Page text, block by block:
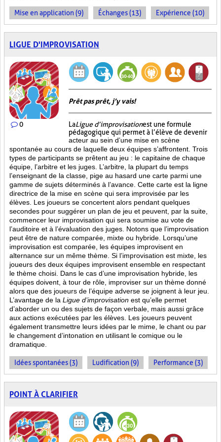
Mise en application (9) Échanges (13) Expérience (10)
LIGUE D'IMPROVISATION
0
Prêt pas prêt, j’y vais!
LaLigue d’improvisationest une formule
pédagogique qui permet à l’élève de devenir
acteur au sein d’une mise en scène
spontanée au cours de laquelle deux équipes s’affrontent. Trois
types de participants se prêtent au jeu : le capitaine de chaque
équipe, l’arbitre et les juges. L’arbitre, la plupart du temps
l’enseignant de la classe, pige au hasard une carte parmi une
gamme de sujets déterminés à l’avance. Cette carte est la ligne
directrice de la mise en scène qui sera improvisée par les
élèves. Les joueurs se concertent alors pendant quelques
secondes pour suggérer un plan de jeu et peuvent, par la suite,
commencer leur improvisation qui sera soumise au vote de
l’auditoire et à l’évaluation des juges. Notons que l’improvisation
peut être de nature comparée, mixte ou hybride. Lorsqu’une
improvisation est comparée, les équipes improvisent en
alternance sur un même thème. Si l’improvisation est mixte, les
joueurs des deux équipes improvisent ensemble en respectant
le thème choisi. Dans le cas d’une improvisation hybride, les
équipes doivent, à tour de rôle, improviser sur un thème donné
alors que des joueurs de l’équipe adverse se joignent à leur jeu.
L’avantage de la Ligue d’improvisation est qu’elle permet
d’aborder un ou des sujets de façon verbale, mais aussi grâce
aux actions exécutées par les élèves. Les joueurs peuvent
également transmettre leurs idées par le mime, le chant ou par
le changement d’intonation en utilisant le comique ou le
dramatique.
Idées spontanées (3) Ludification (9) Performance (3)
POINT À CLARIFIER